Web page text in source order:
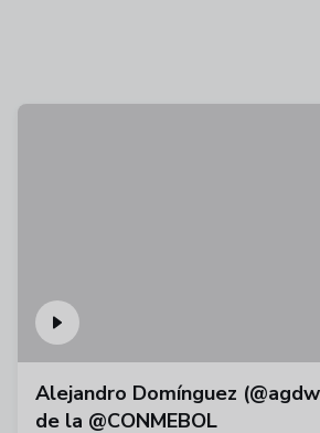
Alejandro Domínguez
de la @CONMEBOL